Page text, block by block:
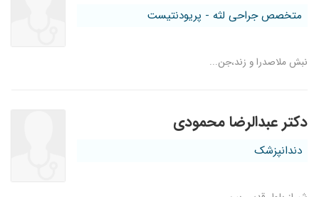
متخصص جراحی لثه - پریودنتیست
نبش ملاصدرا و زند،جن...
دکتر عبدالرضا محمودی
دندانپزشک